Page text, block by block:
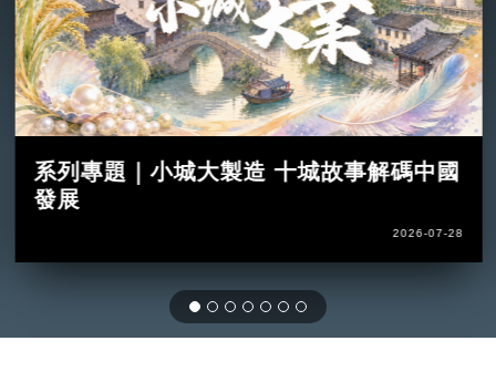
系列專題｜小城大製造 十城故事解碼中國
發展
2026-07-28